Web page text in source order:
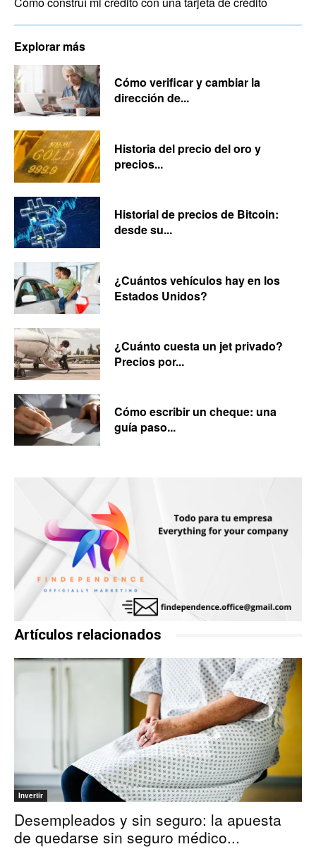
Explorar más
Cómo verificar y cambiar la
dirección de...
Historia del precio del oro y
precios...
Historial de precios de Bitcoin:
desde su...
¿Cuántos vehículos hay en los
Estados Unidos?
¿Cuánto cuesta un jet privado?
Precios por...
Cómo escribir un cheque: una
guía paso...
Artículos relacionados
Invertir
Desempleados y sin seguro: la apuesta
de quedarse sin seguro médico...